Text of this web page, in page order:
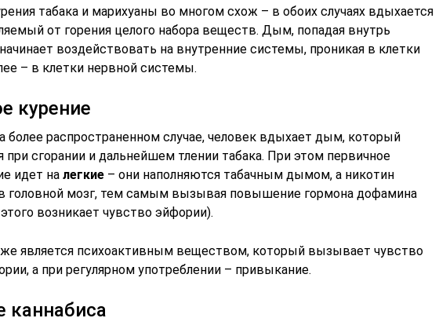
табака и марихуаны во многом схож – в обоих случаях вдыхается
от горения целого набора веществ. Дым, попадая внутрь
воздействовать на внутренние системы, проникая в клетки
– в клетки нервной системы.
курение
более распространенном случае, человек вдыхает дым, который
при сгорании и дальнейшем тлении табака. При этом первичное
идет на легкие – они наполняются табачным дымом, а никотин
головной мозг, тем самым вызывая повышение гормона дофамина
возникает чувство эйфории).
является психоактивным веществом, который вызывает чувство
а при регулярном употреблении – привыкание.
каннабиса